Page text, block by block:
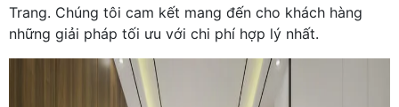
Trang. Chúng tôi cam kết mang đến cho khách hàng
những giải pháp tối ưu với chi phí hợp lý nhất.